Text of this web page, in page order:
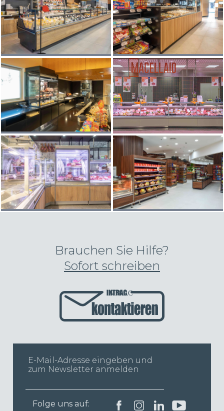
Brauchen Sie Hilfe?
Sofort schreiben
INTRAC
Folge uns auf: